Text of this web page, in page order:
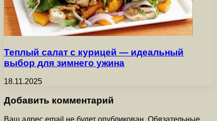
Теплый салат с курицей — идеальный
выбор для зимнего ужина
18.11.2025
Добавить комментарий
Ваш адрес email не будет опубликован. Обязательные